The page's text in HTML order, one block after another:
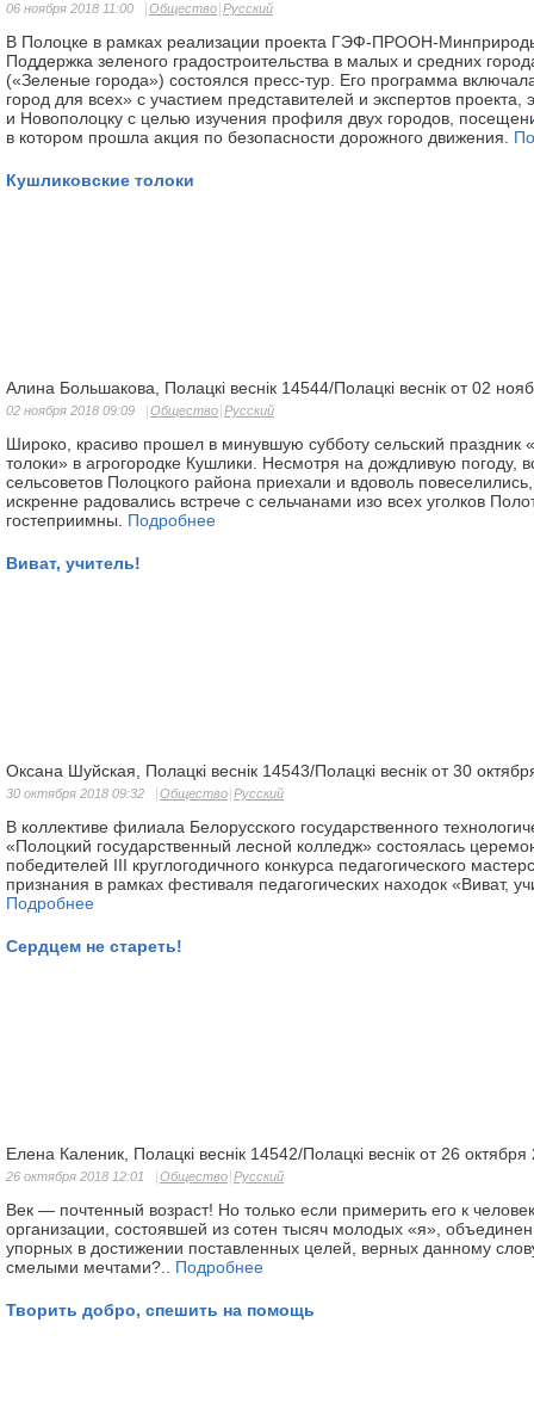
06 ноября 2018 11:00 Общество Русский
В Полоцке в рамках реализации проекта ГЭФ-ПРООН-
Поддержка зеленого градостроительства в малых и средних
(«Зеленые города») состоялся пресс-тур. Его программа
город для всех» с участием представителей и экспертов проекта,
и Новополоцку с целью изучения профиля двух городов,
в котором прошла акция по безопасности дорожного движения.
Кушликовские толоки
Алина Большакова, Полацкі веснік 14544/Полацкі веснік от 02
02 ноября 2018 09:09 Общество Русский
Широко, красиво прошел в минувшую субботу сельский праздник
толоки» в агрогородке Кушлики. Несмотря на дождливую погоду,
сельсоветов Полоцкого района приехали и вдоволь
искренне радовались встрече с сельчанами изо всех уголков
гостеприимны. Подробнее
Виват, учитель!
Оксана Шуйская, Полацкі веснік 14543/Полацкі веснік от 30
30 октября 2018 09:32 Общество Русский
В коллективе филиала Белорусского государственного
«Полоцкий государственный лесной колледж» состоялась
победителей III круглогодичного конкурса педагогического
признания в рамках фестиваля педагогических находок «Виват,
Подробнее
Сердцем не стареть!
Елена Каленик, Полацкі веснік 14542/Полацкі веснік от 26 октября
26 октября 2018 12:01 Общество Русский
Век — почтенный возраст! Но только если примерить его к
организации, состоявшей из сотен тысяч молодых «я»,
упорных в достижении поставленных целей, верных данному
смелыми мечтами?.. Подробнее
Творить добро, спешить на помощь